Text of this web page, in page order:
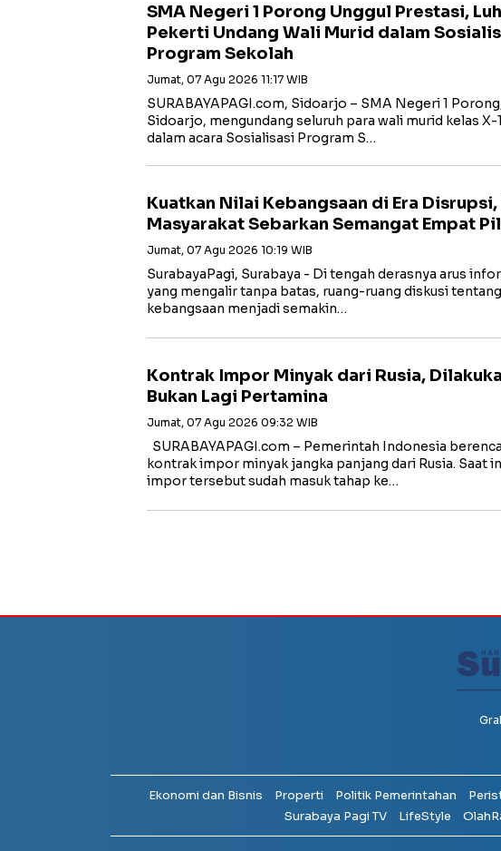
SMA Negeri 1 Porong Unggul Prestasi,
Pekerti Undang Wali Murid dalam
Program Sekolah
Jumat, 07 Agu 2026 11:17 WIB
SURABAYAPAGI.com, Sidoarjo – SMA Negeri 1
Sidoarjo, mengundang seluruh para wali murid kelas X-
dalam acara Sosialisasi Program S…
Kuatkan Nilai Kebangsaan di Era Disrupsi,
Masyarakat Sebarkan Semangat Empat
Jumat, 07 Agu 2026 10:19 WIB
SurabayaPagi, Surabaya - Di tengah derasnya arus
yang mengalir tanpa batas, ruang-ruang diskusi
kebangsaan menjadi semakin…
Kontrak Impor Minyak dari Rusia,
Bukan Lagi Pertamina
Jumat, 07 Agu 2026 09:32 WIB
SURABAYAPAGI.com – Pemerintah Indonesia
kontrak impor minyak jangka panjang dari Rusia. Saat
impor tersebut sudah masuk tahap ke…
Ekonomi dan Bisnis Properti Politik Pemerintahan
Surabaya Pagi TV
LifeStyle